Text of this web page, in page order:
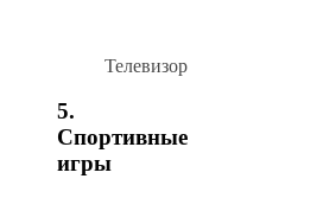
Телевизор
5.
Спортивные
игры